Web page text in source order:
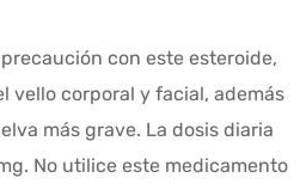
con este esteroide,
vello corporal y facial, además
más grave. La dosis diaria
No utilice este medicamento